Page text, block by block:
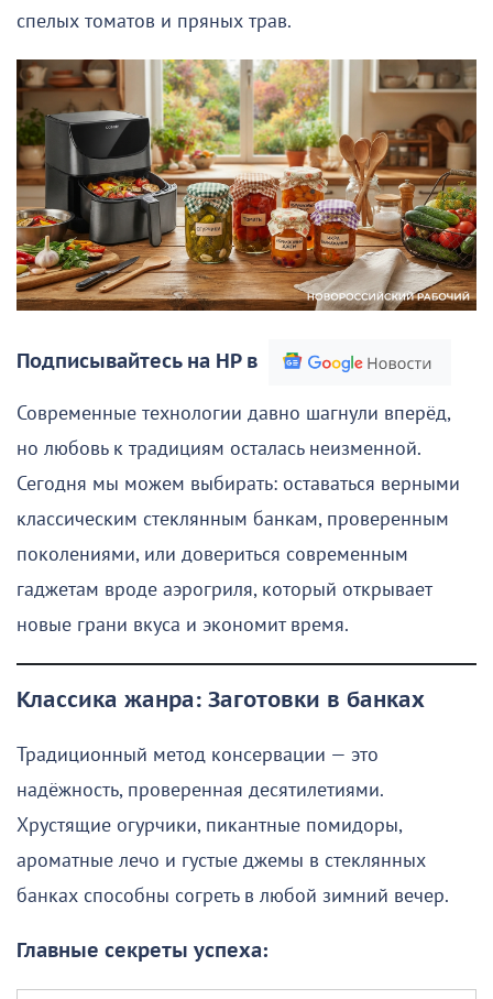
спелых томатов и пряных трав.
Подписывайтесь на НР в
Современные технологии давно шагнули вперёд,
но любовь к традициям осталась неизменной.
Сегодня мы можем выбирать: оставаться верными
классическим стеклянным банкам, проверенным
поколениями, или довериться современным
гаджетам вроде аэрогриля, который открывает
новые грани вкуса и экономит время.
Классика жанра: Заготовки в банках
Традиционный метод консервации — это
надёжность, проверенная десятилетиями.
Хрустящие огурчики, пикантные помидоры,
ароматные лечо и густые джемы в стеклянных
банках способны согреть в любой зимний вечер.
Главные секреты успеха: